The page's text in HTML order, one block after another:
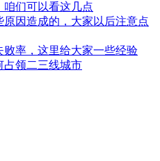
们可以看这几点
因造成的，大家以后注意点
率，这里给大家一些经验
占领二三线城市